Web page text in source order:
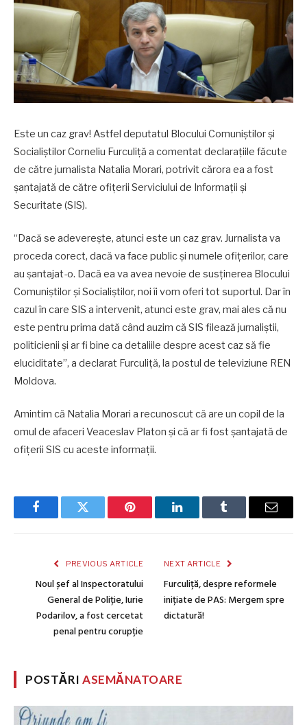
Este un caz grav! Astfel deputatul Blocului Comuniștilor și
Socialiștilor Corneliu Furculiță a comentat declarațiile făcute
de către jurnalista Natalia Morari, potrivit cărora ea a fost
șantajată de către ofițerii Serviciului de Informații și
Securitate (SIS).
“Dacă se adeverește, atunci este un caz grav. Jurnalista va
proceda corect, dacă va face public și numele ofițerilor, care
au șantajat-o. Dacă ea va avea nevoie de susținerea Blocului
Comuniștilor și Socialiștilor, noi îi vom oferi tot suportul. Dar în
cazul în care SIS a intervenit, atunci este grav, mai ales că nu
este pentru prima dată când auzim că SIS filează jurnaliștii,
politicienii și ar fi bine ca detaliile despre acest caz să fie
eluciditate”, a declarat Furculiță, la postul de televiziune REN
Moldova.
Amintim că Natalia Morari a recunoscut că are un copil de la
omul de afaceri Veaceslav Platon și că ar fi fost șantajată de
ofițerii SIS cu aceste informații.
FacebookTwitter Pinterest LinkedInTumblr Email
PREVIOUS ARTICLE
Noul șef al Inspectoratului
General de Poliție, Iurie
Podarilov, a fost cercetat
penal pentru corupție
NEXT ARTICLE
Furculiță, despre reformele
inițiate de PAS: Mergem spre
dictatură!
POSTĂRIASEMĂNATOARE